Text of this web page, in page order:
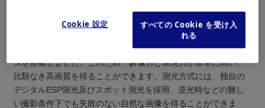
00ZOOM」で採用したマルチバリエーター3倍ズームレンズをさ
らに改良し、大口径でかつコンパクトズームデジタルカメラと
しては初めてＦ2.0と非常に明るい、高解像度の3倍ズームレン
ズを搭載しました。このため、解像力と表現力が非常に高い、
比類なき高画質を得ることができます。測光方式には、独自の
デジタルESP測光及びスポット測光を採用、逆光時などの難し
い撮影条件下でも失敗のない自然な画像を得ることができま
Cookie 設定
すべての Cookie を受け入
れる